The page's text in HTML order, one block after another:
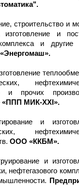
строительство и
и
и другие
и прочих
«ППП МИК-ХХI».
и
ООО «ККБМ».
и
нефтегазового